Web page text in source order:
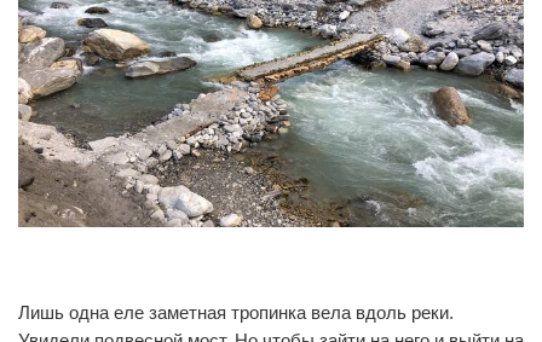
Лишь одна еле заметная тропинка вела вдоль реки.